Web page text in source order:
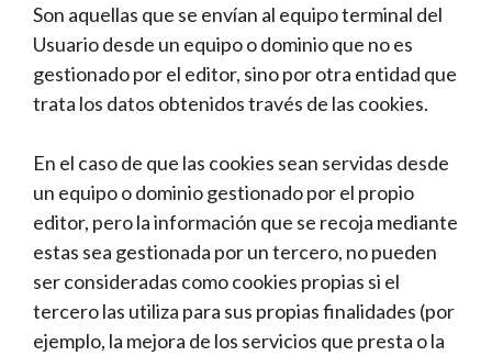
Son aquellas que se envían al equipo terminal del
Usuario desde un equipo o dominio que no es
gestionado por el editor, sino por otra entidad que
trata los datos obtenidos través de las cookies.
En el caso de que las cookies sean servidas desde
un equipo o dominio gestionado por el propio
editor, pero la información que se recoja mediante
estas sea gestionada por un tercero, no pueden
ser consideradas como cookies propias si el
tercero las utiliza para sus propias finalidades (por
ejemplo, la mejora de los servicios que presta o la